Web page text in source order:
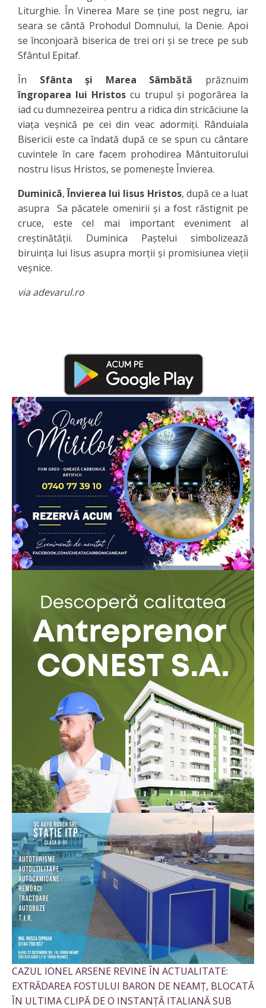
Liturghie. În Vinerea Mare se ţine post negru, iar
seara se cântă Prohodul Domnului, la Denie. Apoi
se înconjoară biserica de trei ori şi se trece pe sub
Sfântul Epitaf.
În Sfânta şi Marea Sâmbătă prăznuim
îngroparea lui Hristos cu trupul şi pogorârea la
iad cu dumnezeirea pentru a ridica din stricăciune la
viaţa veşnică pe cei din veac adormiţi. Rânduiala
Bisericii este ca îndată după ce se spun cu cântare
cuvintele în care facem prohodirea Mântuitorului
nostru Iisus Hristos, se pomeneşte Învierea.
Duminică,Învierea lui Iisus Hristos, după ce a luat
asupra Sa păcatele omenirii şi a fost răstignit pe
cruce, este cel mai important eveniment al
creştinătăţii. Duminica Paştelui simbolizează
biruinţa lui Iisus asupra morţii şi promisiunea vieţii
veşnice.
via adevarul.ro
CAZUL IONEL ARSENE REVINE ÎN ACTUALITATE:
EXTRĂDAREA FOSTULUI BARON DE NEAMȚ, BLOCATĂ
ÎN ULTIMA CLIPĂ DE O INSTANȚĂ ITALIANĂ SUB